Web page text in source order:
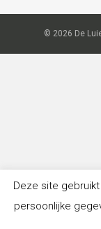
© 2026 De
Deze site
persoonlijke